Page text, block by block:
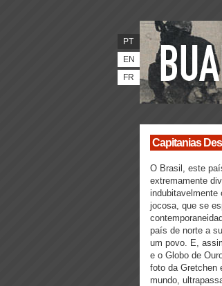
PT
EN
FR
Capitanias
O Brasil, este
extremamente
indubitavelmente
jocosa, que se
país de norte a
um povo. E,
e o Globo de
foto da Gretchen
mundo,